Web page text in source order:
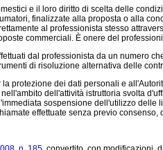
e il loro diritto di scelta delle
finalizzate alla proposta o alla
al professionista stesso
commerciali. È onere del
dal professionista da un numero
di risoluzione alternativa delle
protezione dei dati personali e
dell'attività istruttoria svolta
sospensione dell'utilizzo
effettuate senza previo